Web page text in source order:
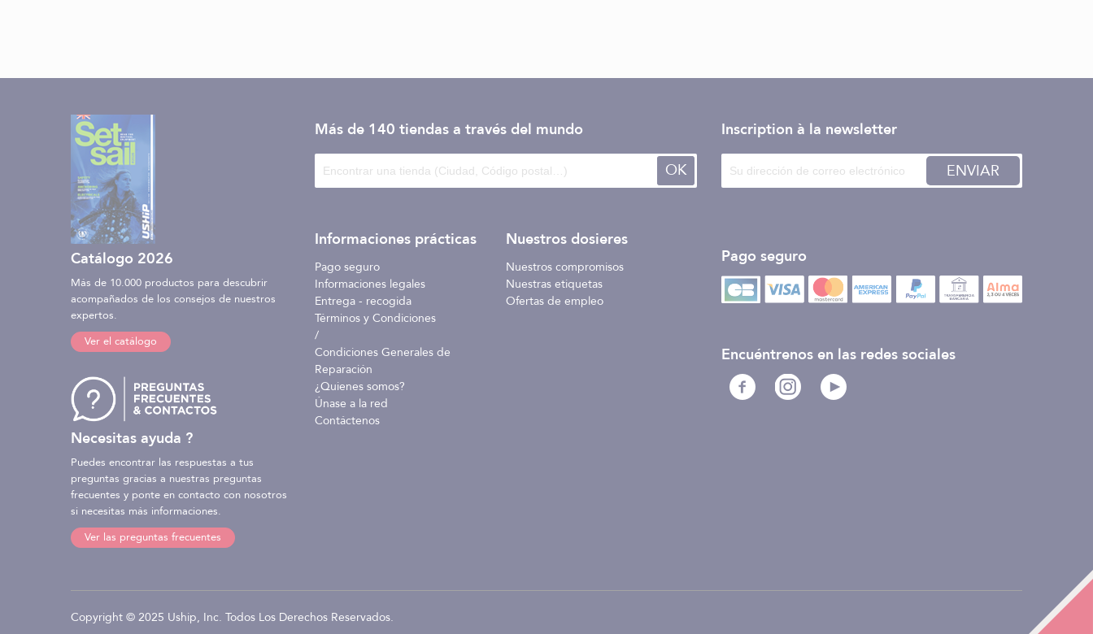
Catálogo 2026
Más de 10.000 productos para descubrir
acompañados de los consejos de nuestros
expertos.
Ver el catálogo
Necesitas ayuda ?
Puedes encontrar las respuestas a tus
preguntas gracias a nuestras preguntas
frecuentes y ponte en contacto con nosotros
si necesitas más informaciones.
Ver las preguntas frecuentes
Más de 140 tiendas a través del mundo
OK
Informaciones prácticas
Pago seguro
Informaciones legales
Entrega - recogida
Términos y Condiciones
/
Condiciones Generales de
Reparación
¿Quienes somos?
Únase a la red
Contáctenos
Nuestros dosieres
Nuestros compromisos
Nuestras etiquetas
Ofertas de empleo
Inscription à la newsletter
ENVIAR
Pago seguro
Encuéntrenos en las redes sociales
Copyright © 2025 Uship, Inc. Todos Los Derechos Reservados.